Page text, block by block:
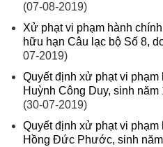
(07-08-2019)
Xử phạt vi phạm hành
hữu hạn Câu lạc bộ Số 8,
07-2019)
Quyết định xử phạt vi
Huỳnh Công Duy, sinh
(30-07-2019)
Quyết định xử phạt vi
Hồng Đức Phước, sinh